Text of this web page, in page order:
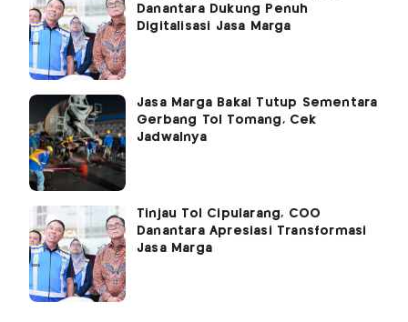
Danantara Dukung Penuh
Digitalisasi Jasa Marga
Jasa Marga Bakal Tutup Sementara
Gerbang Tol Tomang, Cek
Jadwalnya
Tinjau Tol Cipularang, COO
Danantara Apresiasi Transformasi
Jasa Marga